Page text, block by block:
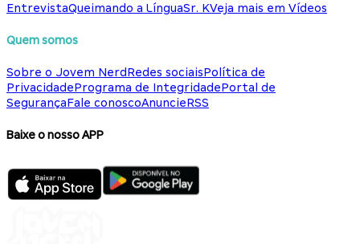
EntrevistaQueimando a LínguaSr. KVeja mais em Vídeos
Quem somos
Sobre o Jovem NerdRedes sociaisPolítica de
PrivacidadePrograma de IntegridadePortal de
SegurançaFale conoscoAnuncieRSS
Baixe o nosso APP